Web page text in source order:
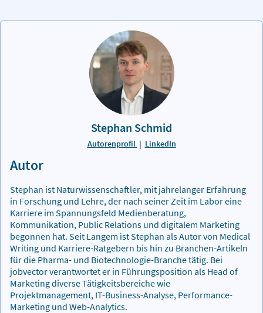
Stephan Schmid
Autorenprofil | LinkedIn
Autor
Stephan ist Naturwissenschaftler, mit jahrelanger Erfahrung
in Forschung und Lehre, der nach seiner Zeit im Labor eine
Karriere im Spannungsfeld Medienberatung,
Kommunikation, Public Relations und digitalem Marketing
begonnen hat. Seit Langem ist Stephan als Autor von Medical
Writing und Karriere-Ratgebern bis hin zu Branchen-Artikeln
für die Pharma- und Biotechnologie-Branche tätig. Bei
jobvector verantwortet er in Führungsposition als Head of
Marketing diverse Tätigkeitsbereiche wie
Projektmanagement, IT-Business-Analyse, Performance-
Marketing und Web-Analytics.